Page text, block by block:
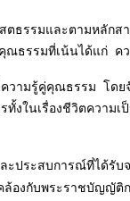
รรมและตามหลักสา
ณธรรมที่เน้นได้แก่
วามรู้คู่คุณธรรม โด
ทั้งในเรื่องชีวิตคว
ประสบการณ์ที่ได้รั
ล้องกับพระราชบัญ